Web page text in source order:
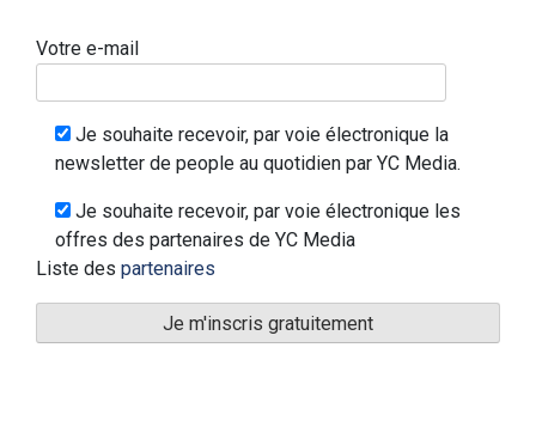
Votre e-mail
Je souhaite recevoir, par voie électronique la
newsletter de people au quotidien par YC Media.
Je souhaite recevoir, par voie électronique les
offres des partenaires de YC Media
Liste des partenaires